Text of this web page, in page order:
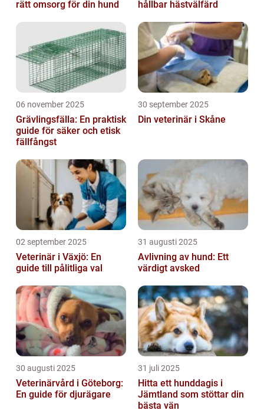
rätt omsorg för din hund
hållbar hästvälfärd
06 november 2025
Grävlingsfälla: En praktisk
guide för säker och etisk
fällfångst
30 september 2025
Din veterinär i Skåne
02 september 2025
Veterinär i Växjö: En
guide till pålitliga val
31 augusti 2025
Avlivning av hund: Ett
värdigt avsked
30 augusti 2025
Veterinärvård i Göteborg:
En guide för djurägare
31 juli 2025
Hitta ett hunddagis i
Jämtland som stöttar din
bästa vän